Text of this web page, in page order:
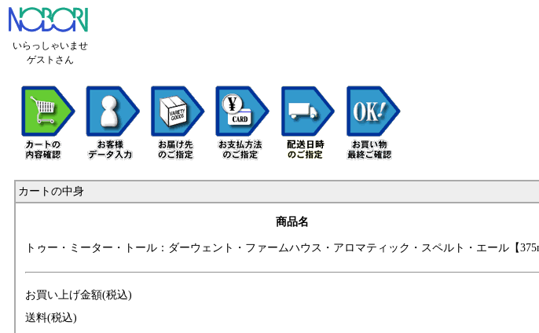
いらっしゃいませ
ゲストさん
カートの中身
商品名
トゥー・ミーター ・トール：ダーウ ェント・ファームハウス・アロマテ ィック・スペルト ・エール【
お買い上げ金額(税込)
送料(税込)